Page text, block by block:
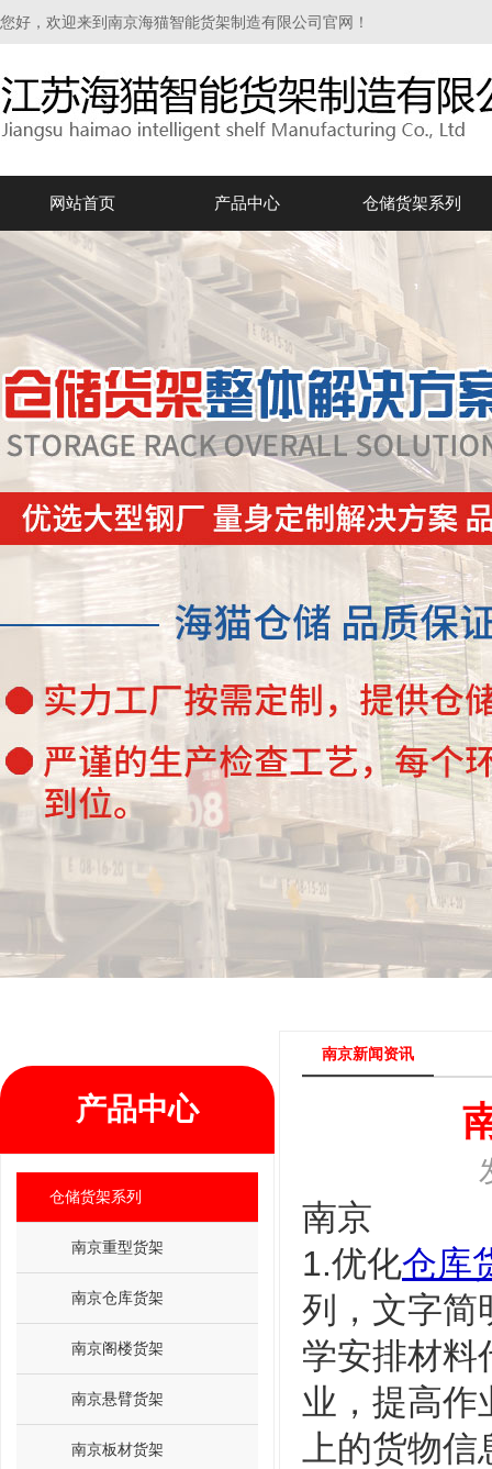
您好，欢迎来到南京海猫智能货架制造有限公司官网！
网站首页 产品中心 仓储货架系列
产品中心
仓储货架系列
南京重型货架
南京仓库货架
南京阁楼货架
南京悬臂货架
南京板材货架
南京新闻资讯
南京
1.优化仓库
列，文字简
学安排材料
业，提高作
上的货物信